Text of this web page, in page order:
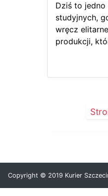
Dziś to
studyjnych,
wręcz
produkcji,
Copyright © 2019 Kurier